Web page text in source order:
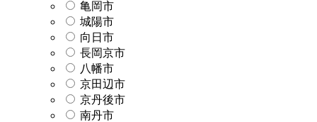
亀岡市
城陽市
向日市
長岡京市
八幡市
京田辺市
京丹後市
南丹市